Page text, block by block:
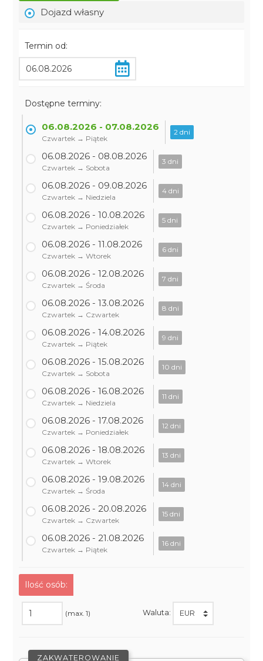
Dojazd własny
Termin od:
Dostępne terminy:
06.08.2026 - 07.08.2026
Czwartek → Piątek
2 dni
06.08.2026 - 08.08.2026
Czwartek → Sobota
3 dni
06.08.2026 - 09.08.2026
Czwartek → Niedziela
4 dni
06.08.2026 - 10.08.2026
Czwartek → Poniedziałek
5 dni
06.08.2026 - 11.08.2026
Czwartek → Wtorek
6 dni
06.08.2026 - 12.08.2026
Czwartek → Środa
7 dni
06.08.2026 - 13.08.2026
Czwartek → Czwartek
8 dni
06.08.2026 - 14.08.2026
Czwartek → Piątek
9 dni
06.08.2026 - 15.08.2026
Czwartek → Sobota
10 dni
06.08.2026 - 16.08.2026
Czwartek → Niedziela
11 dni
06.08.2026 - 17.08.2026
Czwartek → Poniedziałek
12 dni
06.08.2026 - 18.08.2026
Czwartek → Wtorek
13 dni
06.08.2026 - 19.08.2026
Czwartek → Środa
14 dni
06.08.2026 - 20.08.2026
Czwartek → Czwartek
15 dni
06.08.2026 - 21.08.2026
Czwartek → Piątek
16 dni
Ilość osób:
(max. 1) Waluta:
ZAKWATEROWANIE